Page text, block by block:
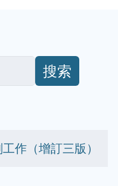
搜索
作（增訂三版）